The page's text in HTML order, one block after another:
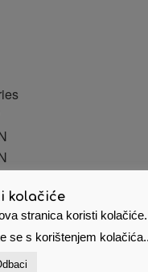
alfabet
kolačiće
stranica koristi kolačiće.
se s korištenjem